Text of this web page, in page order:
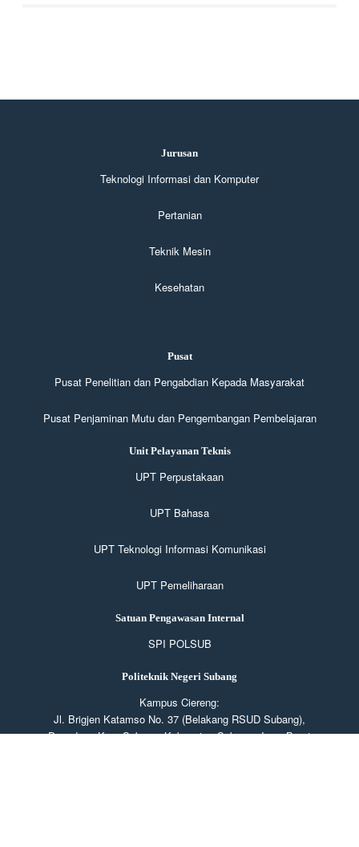
Jurusan
Teknologi Informasi dan Komputer
Pertanian
Teknik Mesin
Kesehatan
Pusat
Pusat Penelitian dan Pengabdian Kepada Masyarakat
Pusat Penjaminan Mutu dan Pengembangan Pembelajaran
Unit Pelayanan Teknis
UPT Perpustakaan
UPT Bahasa
UPT Teknologi Informasi Komunikasi
UPT Pemeliharaan
Satuan Pengawasan Internal
SPI POLSUB
Politeknik Negeri Subang
Kampus Ciereng:
Jl. Brigjen Katamso No. 37 (Belakang RSUD Subang),
Dangdeur, Kec. Subang, Kabupaten Subang, Jawa Barat